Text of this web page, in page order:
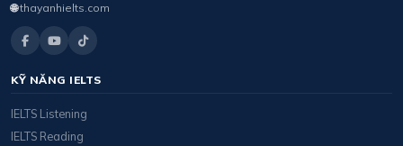
🌐 thayanhielts.com
KỸ NĂNG IELTS
IELTS Listening
IELTS Reading